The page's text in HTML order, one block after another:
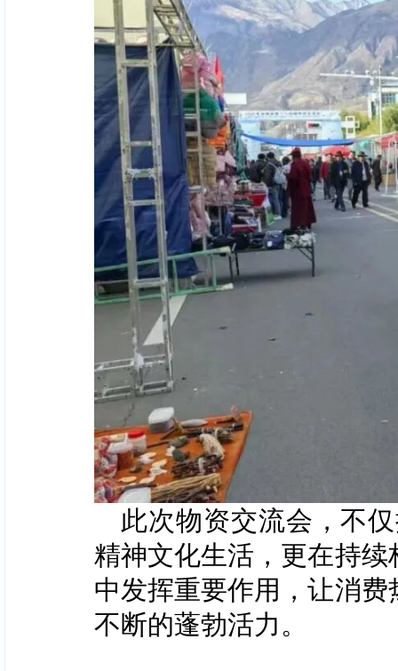
此次物资交流会，不
精神文化生活，更在持
中发挥重要作用，让消
不断的蓬勃活力。